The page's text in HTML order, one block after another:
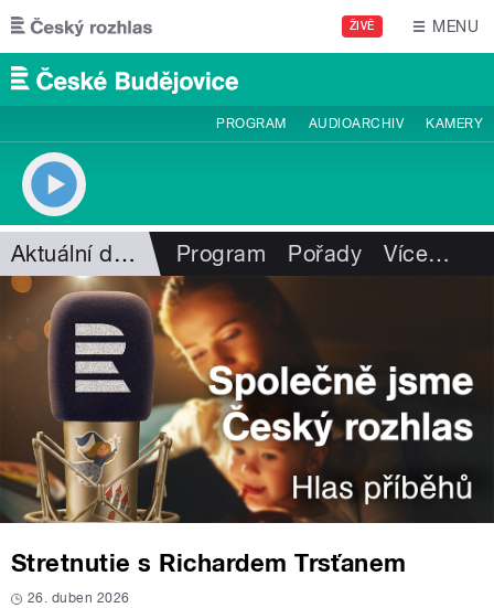
Přejít k hlavnímu obsahu
ŽIVĚ MENU
PROGRAM AUDIOARCHIV KAMERY
Aktuální dění Program Pořady Více…
Stretnutie s Richardem Trsťanem
26. duben 2026